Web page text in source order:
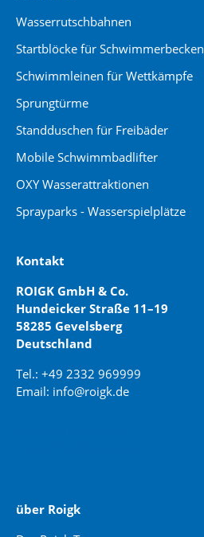
Wasserrutschbahnen
Startblöcke für Schwimmerbecken
Schwimmleinen für Wettkämpfe
Sprungtürme
Standduschen für Freibäder
Mobile Schwimmbadlifter
OXY Wasserattraktionen
Sprayparks - Wasserspielplätze
Kontakt
ROIGK GmbH & Co.
Hundeicker Straße 11–19
58285 Gevelsberg
Deutschland
Tel.: +49 2332 969999
Email: info@roigk.de
über Roigk